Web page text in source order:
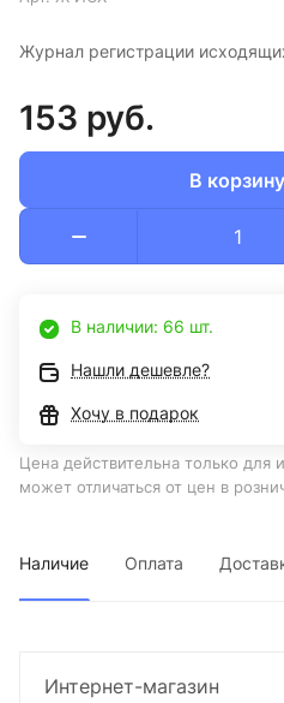
Журнал регистрации
153 руб.
В корзину
В наличии: 66 шт.
Нашли дешевле?
Хочу в подарок
Цена действительна только для
может отличаться от цен в
Наличие Оплата
Интернет-магазин